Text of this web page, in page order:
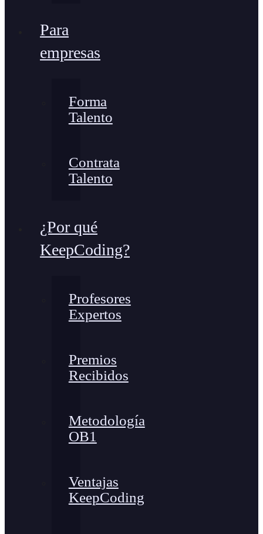
Para
empresas
Forma
Talento
Contrata
Talento
¿Por qué
KeepCoding?
Profesores
Expertos
Premios
Recibidos
Metodología
OB1
Ventajas
KeepCoding